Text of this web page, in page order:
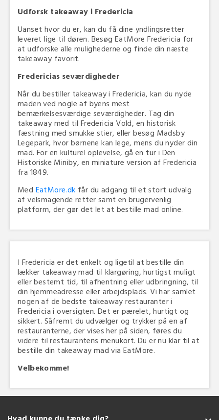
Udforsk takeaway i Fredericia
Uanset hvor du er, kan du få dine yndlingsretter
leveret lige til døren. Besøg EatMore Fredericia for
at udforske alle mulighederne og finde din næste
takeaway favorit.
Fredericias seværdigheder
Når du bestiller takeaway i Fredericia, kan du nyde
maden ved nogle af byens mest
bemærkelsesværdige seværdigheder. Tag din
takeaway med til Fredericia Vold, en historisk
fæstning med smukke stier, eller besøg Madsby
Legepark, hvor børnene kan lege, mens du nyder din
mad. For en kulturel oplevelse, gå en tur i Den
Historiske Miniby, en miniature version af Fredericia
fra 1849.
Med EatMore.dk får du adgang til et stort udvalg
af velsmagende retter samt en brugervenlig
platform, der gør det let at bestille mad online.
I Fredericia er det enkelt og ligetil at bestille din
lækker takeaway mad til klargøring, hurtigst muligt
eller bestemt tid, til afhentning eller udbringning, til
din hjemmeadresse eller arbejdsplads. Vi har samlet
nogen af de bedste takeaway restauranter i
Fredericia i oversigten. Det er pærelet, hurtigt og
sikkert. Såfremt du udvælger og trykker på en af
restauranterne, der vises her på siden, føres du
videre til restaurantens menukort. Du er nu klar til at
bestille din takeaway mad via EatMore.
Velbekomme!